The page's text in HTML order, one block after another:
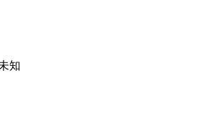
知